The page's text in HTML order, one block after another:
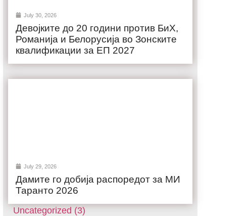
July 30, 2026
Девојките до 20 години против БиХ,
Романија и Белорусија во Зонските
квалификации за ЕП 2027
July 29, 2026
Дамите го добија распоредот за МИ
Таранто 2026
Uncategorized (3)